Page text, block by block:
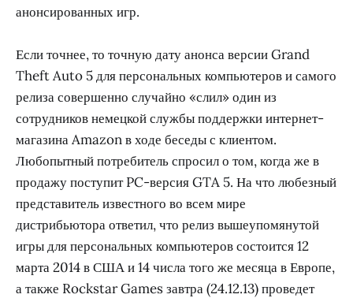
анонсированных игр.
Если точнее, то точную дату анонса версии Grand
Theft Auto 5 для персональных компьютеров и самого
релиза совершенно случайно «слил» один из
сотрудников немецкой службы поддержки интернет-
магазина Amazon в ходе беседы с клиентом.
Любопытный потребитель спросил о том, когда же в
продажу поступит PC-версия GTA 5. На что любезный
представитель известного во всем мире
дистрибьютора ответил, что релиз вышеупомянутой
игры для персональных компьютеров состоится 12
марта 2014 в США и 14 числа того же месяца в Европе,
а также Rockstar Games завтра (24.12.13) проведет